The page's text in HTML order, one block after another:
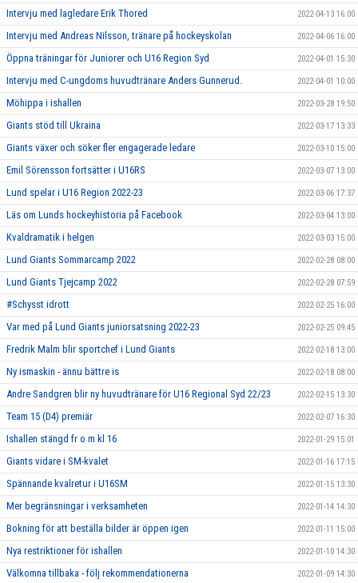
Intervju med lagledare Erik Thored 2022-04-13 16:00
Intervju med Andreas Nilsson, tränare på hockeyskolan 2022-04-06 16:00
Öppna träningar för Juniorer och U16 Region Syd 2022-04-01 15:30
Intervju med C-ungdoms huvudtränare Anders Gunnerud. 2022-04-01 10:00
Möhippa i ishallen 2022-03-28 19:50
Giants stöd till Ukraina 2022-03-17 13:33
Giants växer och söker fler engagerade ledare 2022-03-10 15:00
Emil Sörensson fortsätter i U16RS 2022-03-07 13:00
Lund spelar i U16 Region 2022-23 2022-03-06 17:37
Läs om Lunds hockeyhistoria på Facebook 2022-03-04 13:00
Kvaldramatik i helgen 2022-03-03 15:00
Lund Giants Sommarcamp 2022 2022-02-28 08:00
Lund Giants Tjejcamp 2022 2022-02-28 07:59
#Schysst idrott 2022-02-25 16:00
Var med på Lund Giants juniorsatsning 2022-23 2022-02-25 09:45
Fredrik Malm blir sportchef i Lund Giants 2022-02-18 13:00
Ny ismaskin - ännu bättre is 2022-02-18 08:00
Andre Sandgren blir ny huvudtränare för U16 Regional Syd 22/23 2022-02-15 13:30
Team 15 (D4) premiär 2022-02-07 16:30
Ishallen stängd fr o m kl 16 2022-01-29 15:01
Giants vidare i SM-kvalet 2022-01-16 17:15
Spännande kvalretur i U16SM 2022-01-15 13:30
Mer begränsningar i verksamheten 2022-01-14 14:30
Bokning för att beställa bilder är öppen igen 2022-01-11 15:00
Nya restriktioner för ishallen 2022-01-10 14:30
Välkomna tillbaka - följ rekommendationerna 2022-01-09 14:30